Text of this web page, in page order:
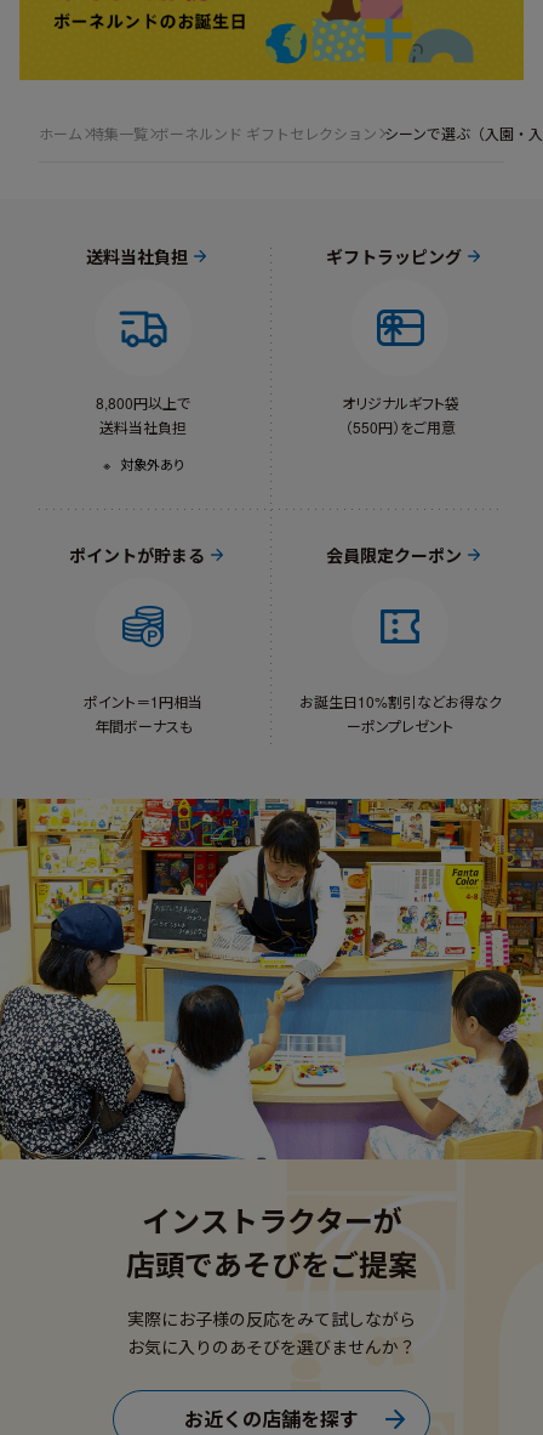
ホーム 特集一覧 ボーネルンド ギフトセレクション シーンで選ぶ（入園・
送料当社負担
8,800円以上で
送料当社負担
対象外あり
ギフトラッピング
オリジナルギフト袋
（550円）をご用意
ポイントが貯まる
ポイント＝1円相当
年間ボーナスも
会員限定クーポン
お誕生日10%割引などお得なク
ーポンプレゼント
インストラクターが
店頭であそびをご提案
実際にお子様の反応をみて試しながら
お気に入りのあそびを選びませんか？
お近くの店舗を探す